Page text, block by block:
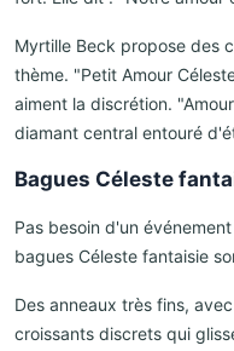
Myrtille Beck propose des
thème. "Petit Amour
aiment la discrétion.
diamant central entouré
Bagues Céleste
Pas besoin d'un
bagues Céleste fantaisie
Des anneaux très fins,
croissants discrets qui